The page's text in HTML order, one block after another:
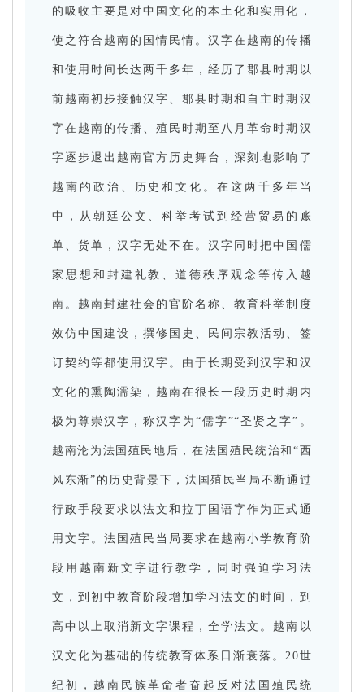
的吸收主要是对中国文化的本土化和实用化，
使之符合越南的国情民情。汉字在越南的传播
和使用时间长达两千多年，经历了郡县时期以
前越南初步接触汉字、郡县时期和自主时期汉
字在越南的传播、殖民时期至八月革命时期汉
字逐步退出越南官方历史舞台，深刻地影响了
越南的政治、历史和文化。在这两千多年当
中，从朝廷公文、科举考试到经营贸易的账
单、货单，汉字无处不在。汉字同时把中国儒
家思想和封建礼教、道德秩序观念等传入越
南。越南封建社会的官阶名称、教育科举制度
效仿中国建设，撰修国史、民间宗教活动、签
订契约等都使用汉字。由于长期受到汉字和汉
文化的熏陶濡染，越南在很长一段历史时期内
极为尊崇汉字，称汉字为“儒字”“圣贤之字”。
越南沦为法国殖民地后，在法国殖民统治和“西
风东渐”的历史背景下，法国殖民当局不断通过
行政手段要求以法文和拉丁国语字作为正式通
用文字。法国殖民当局要求在越南小学教育阶
段用越南新文字进行教学，同时强迫学习法
文，到初中教育阶段增加学习法文的时间，到
高中以上取消新文字课程，全学法文。越南以
汉文化为基础的传统教育体系日渐衰落。20世
纪初，越南民族革命者奋起反对法国殖民统